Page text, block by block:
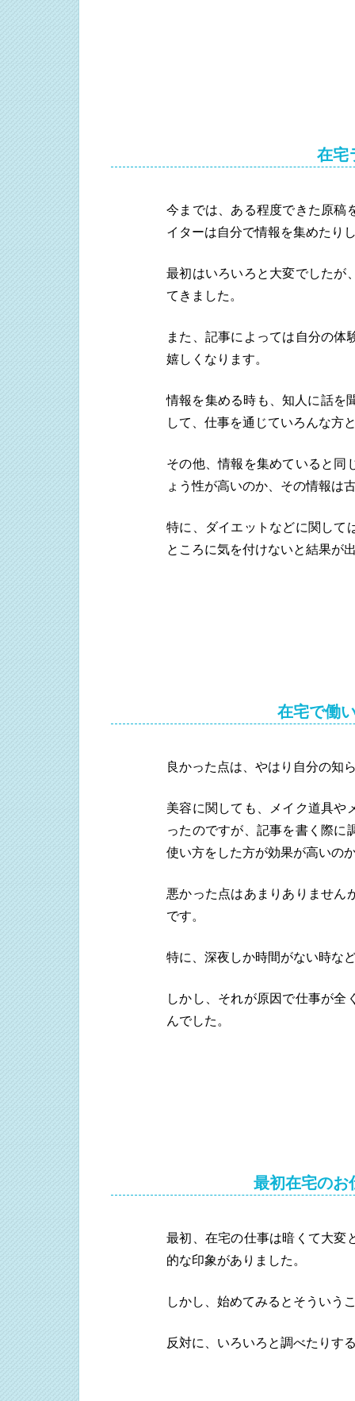
在宅
今までは、ある程度できた原稿
イターは自分で情報を集めたり
最初はいろいろと大変でしたが
てきました。
また、記事によっては自分の体
嬉しくなります。
情報を集める時も、知人に話を
して、仕事を通じていろんな方
その他、情報を集めていると同
ょう性が高いのか、その情報は
特に、ダイエットなどに関して
ところに気を付けないと結果が
在宅で働
良かった点は、やはり自分の知
美容に関しても、メイク道具や
ったのですが、記事を書く際に
使い方をした方が効果が高いの
悪かった点はあまりありません
です。
特に、深夜しか時間がない時な
しかし、それが原因で仕事が全
んでした。
最初在宅のお
最初、在宅の仕事は暗くて大変
的な印象がありました。
しかし、始めてみるとそういう
反対に、いろいろと調べたりす